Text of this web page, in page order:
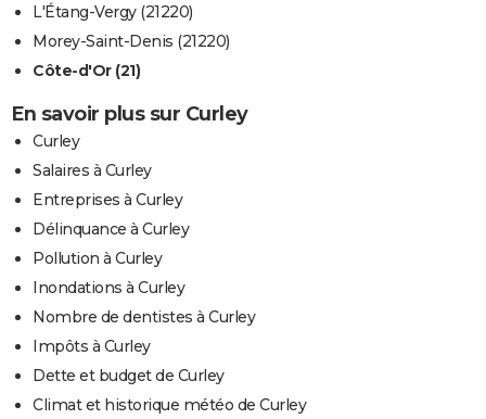
L'Étang-Vergy (21220)
Morey-Saint-Denis (21220)
Côte-d'Or (21)
En savoir plus sur Curley
Curley
Salaires à Curley
Entreprises à Curley
Délinquance à Curley
Pollution à Curley
Inondations à Curley
Nombre de dentistes à Curley
Impôts à Curley
Dette et budget de Curley
Climat et historique météo de Curley